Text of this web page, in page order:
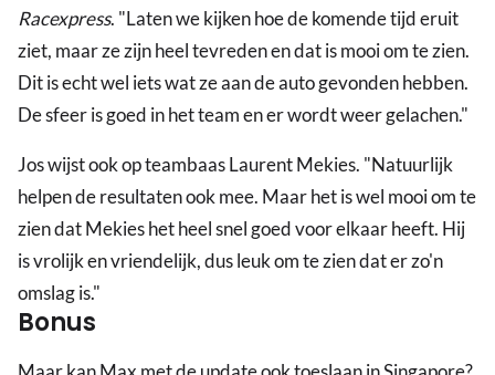
Racexpress. "Laten we kijken hoe de komende tijd eruit
ziet, maar ze zijn heel tevreden en dat is mooi om te zien.
Dit is echt wel iets wat ze aan de auto gevonden hebben.
De sfeer is goed in het team en er wordt weer gelachen."
Jos wijst ook op teambaas Laurent Mekies. "Natuurlijk
helpen de resultaten ook mee. Maar het is wel mooi om te
zien dat Mekies het heel snel goed voor elkaar heeft. Hij
is vrolijk en vriendelijk, dus leuk om te zien dat er zo'n
omslag is."
Bonus